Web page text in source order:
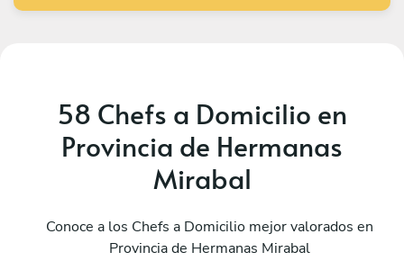
58 Chefs a Domicilio en
Provincia de Hermanas
Mirabal
Conoce a los Chefs a Domicilio mejor valorados en
Provincia de Hermanas Mirabal
Higüey
80 servicios